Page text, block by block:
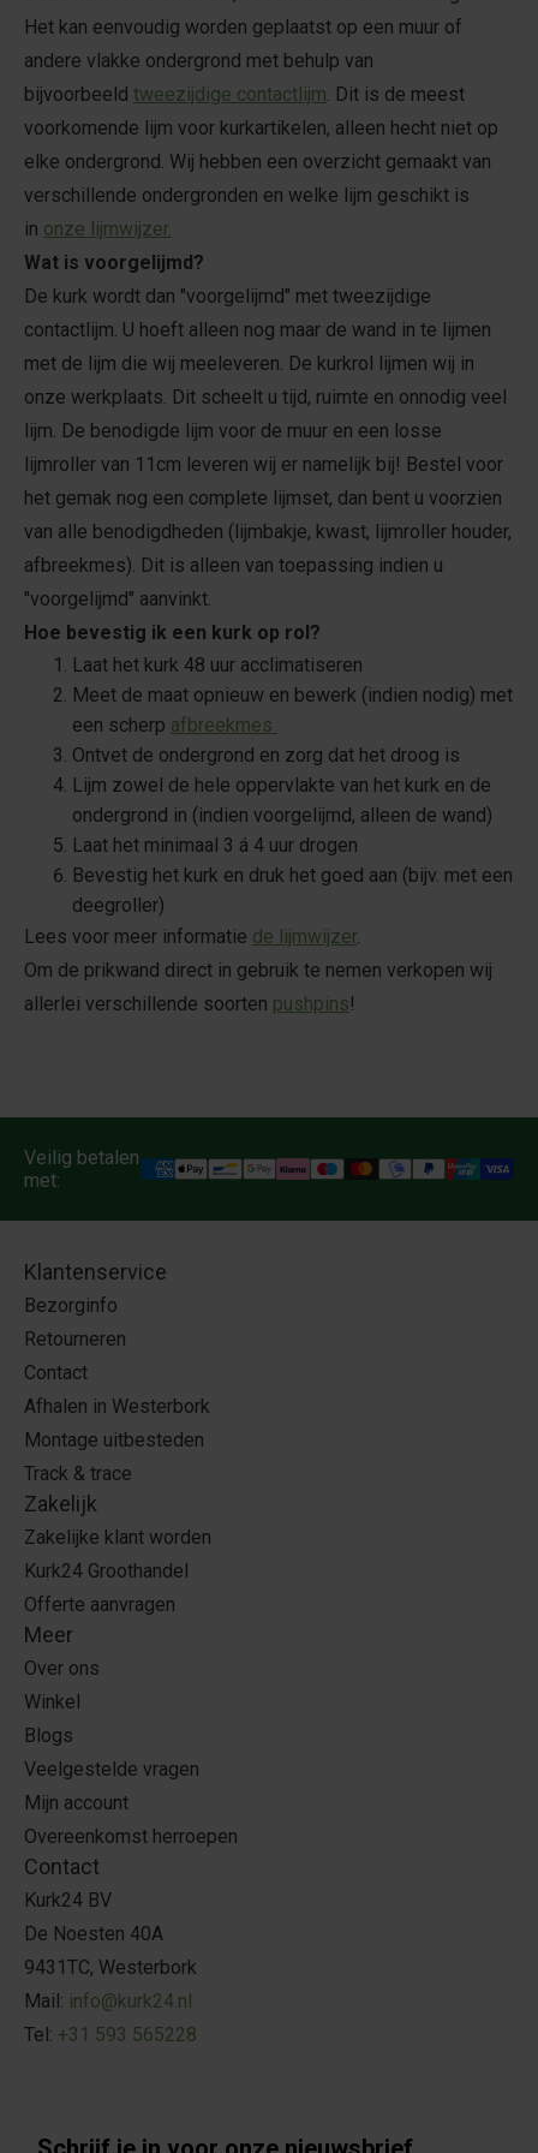
Het kan eenvoudig worden geplaatst op een muur of
andere vlakke ondergrond met behulp van
bijvoorbeeld tweezijdige contactlijm. Dit is de meest
voorkomende lijm voor kurkartikelen, alleen hecht niet op
elke ondergrond. Wij hebben een overzicht gemaakt van
verschillende ondergronden en welke lijm geschikt is
in onze lijmwijzer.
Wat is voorgelijmd?
De kurk wordt dan "voorgelijmd" met tweezijdige
contactlijm. U hoeft alleen nog maar de wand in te lijmen
met de lijm die wij meeleveren. De kurkrol lijmen wij in
onze werkplaats. Dit scheelt u tijd, ruimte en onnodig veel
lijm. De benodigde lijm voor de muur en een losse
lijmroller van 11cm leveren wij er namelijk bij! Bestel voor
het gemak nog een complete lijmset, dan bent u voorzien
van alle benodigdheden (lijmbakje, kwast, lijmroller houder,
afbreekmes). Dit is alleen van toepassing indien u
"voorgelijmd" aanvinkt.
Hoe bevestig ik een kurk op rol?
Laat het kurk 48 uur acclimatiseren
Meet de maat opnieuw en bewerk (indien nodig) met
een scherp afbreekmes
Ontvet de ondergrond en zorg dat het droog is
Lijm zowel de hele oppervlakte van het kurk en de
ondergrond in (indien voorgelijmd, alleen de wand)
Laat het minimaal 3 á 4 uur drogen
Bevestig het kurk en druk het goed aan (bijv. met een
deegroller)
Lees voor meer informatie de lijmwijzer.
Om de prikwand direct in gebruik te nemen verkopen wij
allerlei verschillende soorten pushpins!
Veilig betalen
met:
Klantenservice
Bezorginfo
Retourneren
Contact
Afhalen in Westerbork
Montage uitbesteden
Track & trace
Zakelijk
Zakelijke klant worden
Kurk24 Groothandel
Offerte aanvragen
Meer
Over ons
Winkel
Blogs
Veelgestelde vragen
Mijn account
Overeenkomst herroepen
Contact
Kurk24 BV
De Noesten 40A
9431TC, Westerbork
Mail: info@kurk24.nl
Tel: +31 593 565228